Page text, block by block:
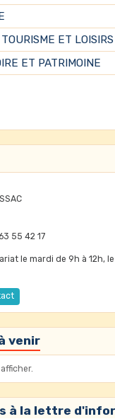
ET LOISIRS
ET PATRIMOINE
55 42 17
le mardi de 9h à 12h,
venir
à la lettre